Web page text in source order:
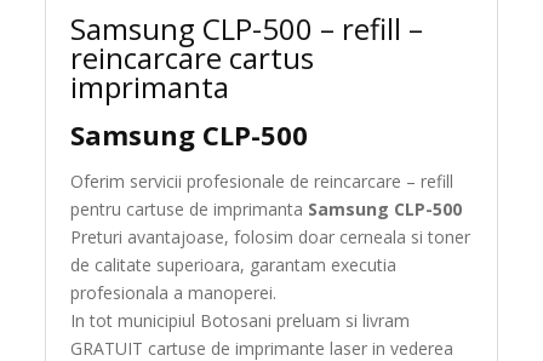
Samsung CLP-500 – refill –
reincarcare cartus
imprimanta
Samsung CLP-500
Oferim servicii profesionale de reincarcare – refill
pentru cartuse de imprimanta Samsung CLP-500
Preturi avantajoase, folosim doar cerneala si toner
de calitate superioara, garantam executia
profesionala a manoperei.
In tot municipiul Botosani preluam si livram
GRATUIT cartuse de imprimante laser in vederea